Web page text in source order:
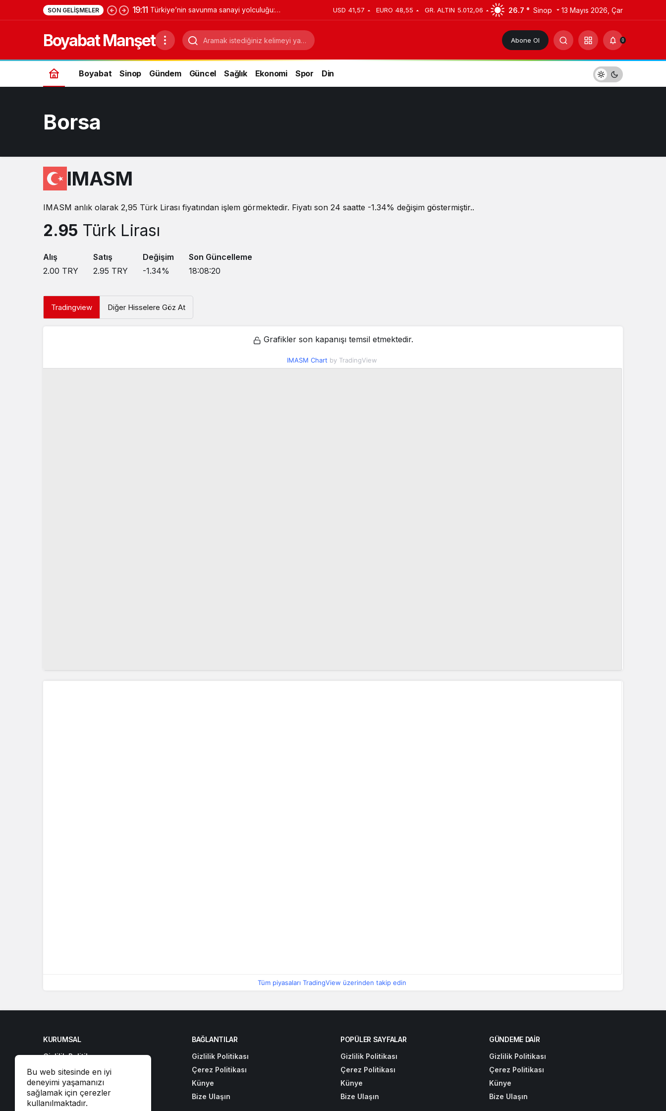
SON GELIŞMELER 19:11 Türkiye’nin savunma sanayi yolculuğu:
Yıldırımhan’a uzanan stratejik dönüşüm
USD 41,57 EURO 48,55 GR. ALTIN 5.012,06 26.7 ° Sinop 13 Mayıs 2026, Çar
Boyabat Manşet Abone Ol 0
Boyabat Sinop Gündem Güncel Sağlık Ekonomi Spor Din
Borsa
IMASM
IMASM anlık olarak 2,95 Türk Lirası fiyatından işlem görmektedir. Fiyatı son 24 saatte -1.34% değişim göstermiştir..
2.95 Türk Lirası
Alış
2.00 TRY
Satış
2.95 TRY
Değişim
-1.34%
Son Güncelleme
18:08:20
Tradingview Diğer Hisselere Göz At
Grafikler son kapanışı temsil etmektedir.
IMASM Chart by TradingView
Tüm piyasaları TradingView üzerinden takip edin
Bu web sitesinde en iyi
deneyimi yaşamanızı
sağlamak için çerezler
kullanılmaktadır.
KURUMSAL
Gizlilik Politikası
Çerez Politikası
Künye
Bize Ulaşın
BAĞLANTILAR
Gizlilik Politikası
Çerez Politikası
Künye
Bize Ulaşın
POPÜLER SAYFALAR
Gizlilik Politikası
Çerez Politikası
Künye
Bize Ulaşın
GÜNDEME DAIR
Gizlilik Politikası
Çerez Politikası
Künye
Bize Ulaşın